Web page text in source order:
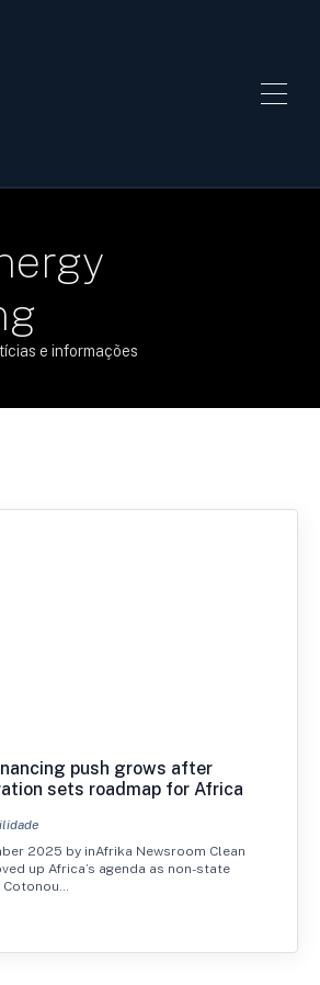
e informações
push grows after
sets roadmap for Africa
2025 by inAfrika Newsroom Clean
up Africa’s agenda as non-state